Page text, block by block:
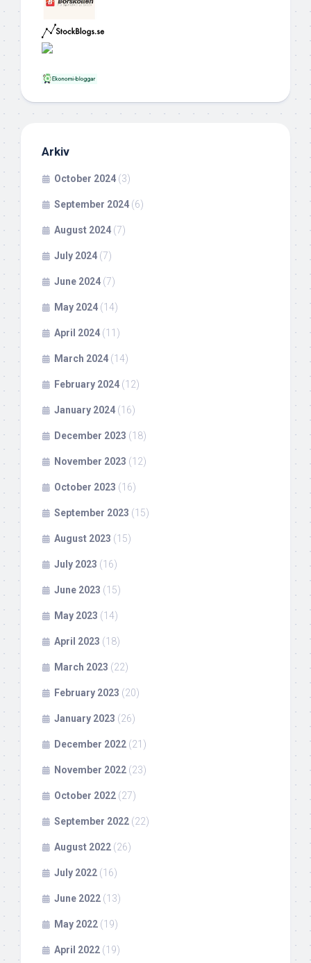
Arkiv
October 2024 (3)
September 2024 (6)
August 2024 (7)
July 2024 (7)
June 2024 (7)
May 2024 (14)
April 2024 (11)
March 2024 (14)
February 2024 (12)
January 2024 (16)
December 2023 (18)
November 2023 (12)
October 2023 (16)
September 2023 (15)
August 2023 (15)
July 2023 (16)
June 2023 (15)
May 2023 (14)
April 2023 (18)
March 2023 (22)
February 2023 (20)
January 2023 (26)
December 2022 (21)
November 2022 (23)
October 2022 (27)
September 2022 (22)
August 2022 (26)
July 2022 (16)
June 2022 (13)
May 2022 (19)
April 2022 (19)